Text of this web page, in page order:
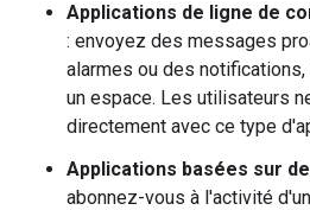
Applications de ligne de
: envoyez des messages
alarmes ou des
un espace. Les utilisateurs
directement avec ce type
Applications basées sur
abonnez-vous à l'activité